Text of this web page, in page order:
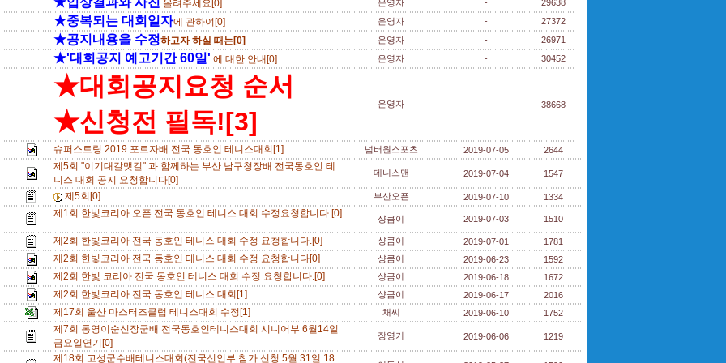
올려주세요[0] 운영자 - 29638
★중복되는 대회일자에 관하여[0] 운영자 - 27372
★공지내용을 수정하고자 하실 때는[0] 운영자 - 26971
★'대회공지 예고기간 60일' 에 대한 안내[0] 운영자 - 30452
★대회공지요청 순서
★신청전 필독![3]
운영자 - 38668
슈퍼스트링 2019 포르자배 전국 동호인 테니스대회[1] 넘버원스포츠 2019-07-05 2644
제5회 "이기대갈맷길" 과 함께하는 부산 남구청장배 전국동호인 테
니스 대회 공지 요청합니다[0]
데니스맨 2019-07-04 1547
제5회[0] 부산오픈 2019-07-10 1334
제1회 한빛코리아 오픈 전국 동호인 테니스 대회 수정요청합니다.[0] 샹큼이 2019-07-03 1510
제2회 한빛코리아 전국 동호인 테니스 대회 수정 요청합니다.[0] 샹큼이 2019-07-01 1781
제2회 한빛코리아 전국 동호인 테니스 대회 수정 요청합니다[0] 샹큼이 2019-06-23 1592
제2회 한빛 코리아 전국 동호인 테니스 대회 수정 요청합니다.[0] 샹큼이 2019-06-18 1672
제2회 한빛코리아 전국 동호인 테니스 대회[1] 샹큼이 2019-06-17 2016
제17회 울산 마스터즈클럽 테니스대회 수정[1] 채씨 2019-06-10 1752
제7회 통영이순신장군배 전국동호인테니스대회 시니어부 6월14일
금요일연기[0]
장영기 2019-06-06 1219
제18회 고성군수배테니스대회(전국신인부 참가 신청 5월 31일 18